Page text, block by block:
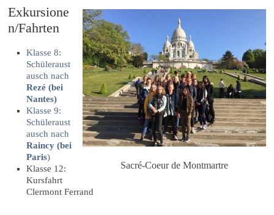
Sacré-Coeur de Montmartre
Exkursione
n/Fahrten
Klasse 8:
Schüleraust
ausch nach
Rezé (bei
Nantes)
Klasse 9:
Schüleraust
ausch nach
Raincy (bei
Paris)
Klasse 12:
Kursfahrt
Clermont Ferrand